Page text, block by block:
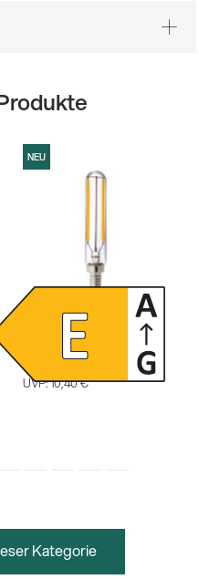
NEU
Dimmbares LED-
Leuchtmittel
UVP:10,40 €
Kategorie